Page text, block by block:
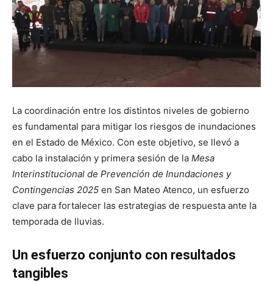
La coordinación entre los distintos niveles de gobierno
es fundamental para mitigar los riesgos de inundaciones
en el Estado de México. Con este objetivo, se llevó a
cabo la instalación y primera sesión de la Mesa
Interinstitucional de Prevención de Inundaciones y
Contingencias 2025 en San Mateo Atenco, un esfuerzo
clave para fortalecer las estrategias de respuesta ante la
temporada de lluvias.
Un esfuerzo conjunto con resultados
tangibles